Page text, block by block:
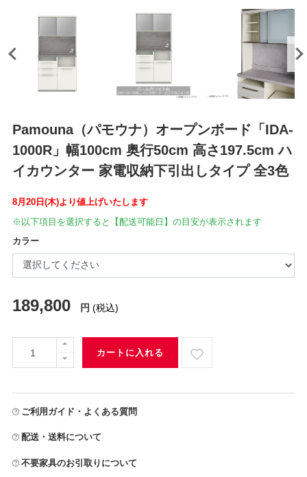
Pamouna（パモウナ）オープンボード「IDA-
1000R」幅100cm 奥行50cm 高さ197.5cm ハ
イカウンター 家電収納下引出しタイプ 全3色
8月20日(木)より値上げいたします
※以下項目を選択すると【配送可能日】の目安が表示されます
カラー
189,800 円 (税込)
カートに入れる
ご利用ガイド・よくある質問
配送・送料について
不要家具のお引取りについて